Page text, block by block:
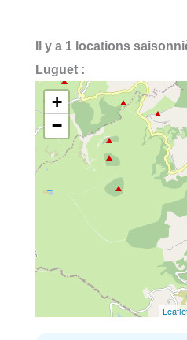
Il y a 1 locations
Luguet :
+
−